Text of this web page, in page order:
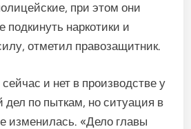
при этом они
наркотики и
отметил правозащитник.
и нет в производстве у
дел по пыткам, но ситуация в
изменилась. «Дело главы